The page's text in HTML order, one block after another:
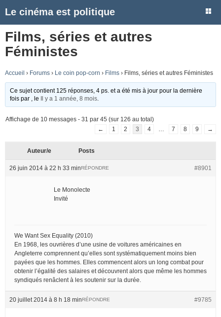
Le cinéma est politique
Films, séries et autres
Féministes
Accueil › Forums › Le coin pop-corn › Films › Films, séries et autres Féministes
Ce sujet contient 125 réponses, 4 ps. et a été mis à jour pour la dernière
fois par
, le Il y a 1 année, 8 mois
Affichage de 10 messages - 31 par 45 (sur 126 au total)
←
1 2 3 4 7 8 9 →
Auteur/e Posts
26 juin 2014 à 22 h 33 min #8901
RÉPONDRE
Le Monolecte
Invité
We Want Sex Equality (2010)
En 1968, les ouvrières d’une usine de voitures américaines en
Angleterre comprennent qu’elles sont systématiquement moins bien
payées que les hommes. Elles commencent alors un long combat pour
obtenir l’égalité des salaires et découvrent alors que même les hommes
syndiqués renâclent à les soutenir sur la durée.
20 juillet 2014 à 8 h 18 min #9785
RÉPONDRE